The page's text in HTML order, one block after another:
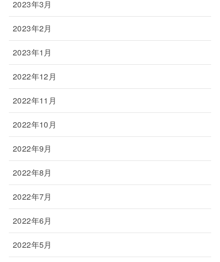
2023年3月
2023年2月
2023年1月
2022年12月
2022年11月
2022年10月
2022年9月
2022年8月
2022年7月
2022年6月
2022年5月